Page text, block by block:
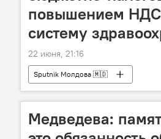
повышением НДС
систему
22 июня, 21:16
Sputnik Молдова 🇲🇩
Медведева: